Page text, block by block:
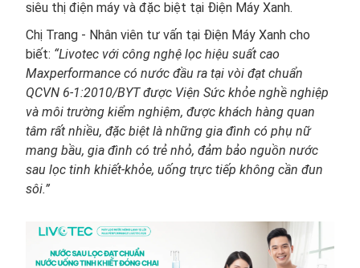
siêu thị điện máy và đặc biệt tại Điện Máy Xanh.
Chị Trang - Nhân viên tư vấn tại Điện Máy Xanh cho
biết: “Livotec với công nghệ lọc hiệu suất cao
Maxperformance có nước đầu ra tại vòi đạt chuẩn
QCVN 6-1:2010/BYT được Viện Sức khỏe nghề nghiệp
và môi trường kiểm nghiệm, được khách hàng quan
tâm rất nhiều, đặc biệt là những gia đình có phụ nữ
mang bầu, gia đình có trẻ nhỏ, đảm bảo nguồn nước
sau lọc tinh khiết-khỏe, uống trực tiếp không cần đun
sôi.”